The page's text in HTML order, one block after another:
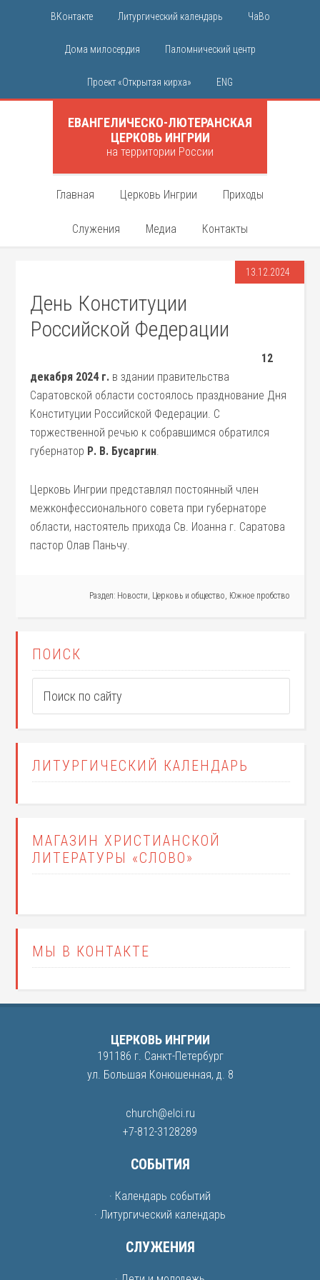
ВКонтакте Литургический календарь ЧаВо
Дома милосердия Паломнический центр
Проект «Открытая кирха» ENG
ЕВАНГЕЛИЧЕСКО-ЛЮТЕРАНСКАЯ
ЦЕРКОВЬ ИНГРИИ
на территории России
Главная Церковь Ингрии Приходы
Служения Медиа Контакты
13.12.2024
День Конституции
Российской Федерации
12
декабря 2024 г. в здании правительства
Саратовской области состоялось празднование Дня
Конституции Российской Федерации. С
торжественной речью к собравшимся обратился
губернатор Р. В. Бусаргин.
Церковь Ингрии представлял постоянный член
межконфессионального совета при губернаторе
области, настоятель прихода Св. Иоанна г. Саратова
пастор Олав Паньчу.
Раздел: Новости, Церковь и общество, Южное пробство
ПОИСК
ЛИТУРГИЧЕСКИЙ КАЛЕНДАРЬ
МАГАЗИН ХРИСТИАНСКОЙ
ЛИТЕРАТУРЫ «СЛОВО»
МЫ В КОНТАКТЕ
ЦЕРКОВЬ ИНГРИИ
191186 г. Санкт-Петербург
ул. Большая Конюшенная, д. 8
church@elci.ru
+7-812-3128289
СОБЫТИЯ
· Календарь событий
· Литургический календарь
СЛУЖЕНИЯ